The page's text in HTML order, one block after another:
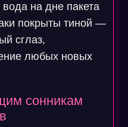
на дне пакета
покрыты тиной —
сглаз,
любых новых
сонникам